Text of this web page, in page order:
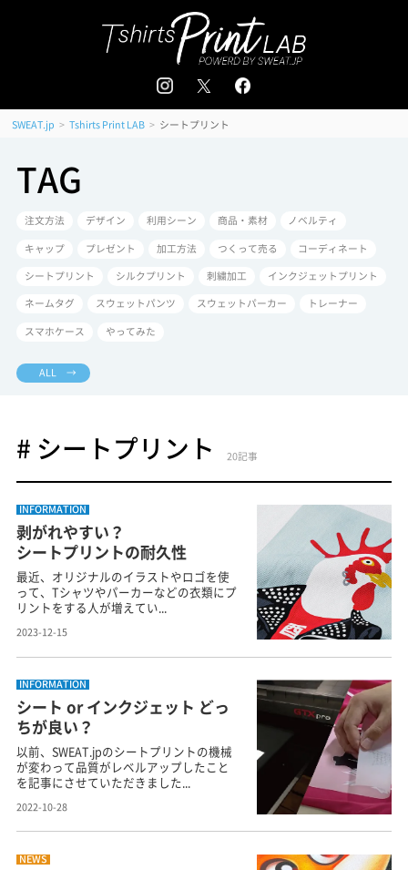
追加注文はこちら
会員登録 / ログイン
SWEAT.jp > Tshirts Print LAB > シートプリント
TAG
注文方法 デザイン 利用シーン 商品・素材 ノベルティ
キャップ プレゼント 加工方法 つくって売る コーディネート
シートプリント シルクプリント 刺繍加工 インクジェットプリント
ネームタグ スウェットパンツ スウェットパーカー トレーナー
スマホケース やってみた
ALL →
# シートプリント 20記事
INFORMATION
剥がれやすい？
シートプリントの耐久性
最近、オリジナルのイラストやロゴを使
って、Tシャツやパーカーなどの衣類にプ
リントをする人が増えてい...
2023-12-15
INFORMATION
シート or インクジェット どっ
ちが良い？
以前、SWEAT.jpのシートプリントの機械
が変わって品質がレベルアップしたこと
を記事にさせていただきました...
2022-10-28
NEWS